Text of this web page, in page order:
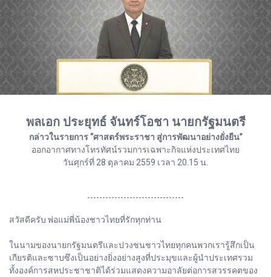
พลเอก ประยุทธ์ จันทร์โอชา นายกรัฐมนตรี
กล่าวในรายการ “ศาสตร์พระราชา สู่การพัฒนาอย่างยั่งยืน”
ออกอากาศทางโทรทัศน์รวมการเฉพาะกิจแห่งประเทศไทย
วันศุกร์ที่ 28 ตุลาคม 2559 เวลา 20.15 น.
--------------------------------
สวัสดีครับ พ่อแม่พี่น้องชาวไทยที่รักทุกท่าน
ในนามของนายกรัฐมนตรีและปวงชนชาวไทยทุกคนพวกเรารู้สึกเป็น
เกียรติและซาบซึงเป็นอย่างยิ่งอย่างสูงที่ประมุขและผู้นำประเทศรวม
ทั้งองค์การสหประชาชาติได้ร่วมแสดงความอาลัยต่อการสวรรคตของ